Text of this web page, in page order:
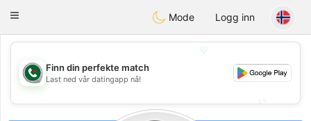
Weshrak
Toggle
Mode Logg inn
💖
💕
Finn din perfekte match
Last ned vår datingapp nå!